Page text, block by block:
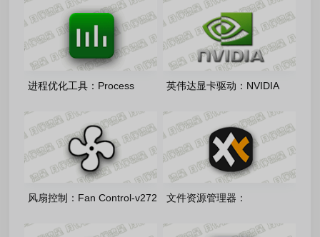
进程优化工具：Process
Lasso 18.2.3.42 绿色版
英伟达显卡驱动：NVIDIA
GeForce Desktop Studio
610.88 多语言精简版
风扇控制：Fan Control-v272
多语言绿色版
文件资源管理器：
xyplorer64-28.30.1500 中文